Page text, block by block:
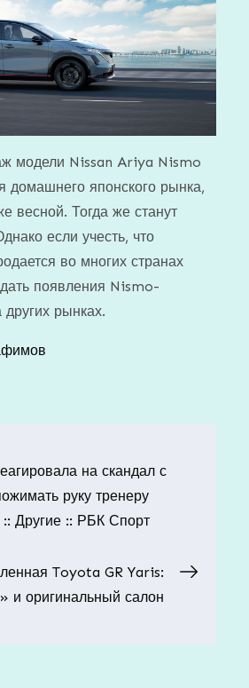
модели Nissan Ariya Nismo
домашнего японского рынка,
весной. Тогда же станут
если учесть, что
во многих странах
появления Nismo-
рынках.
на скандал с
руку тренеру
:: Другие :: РБК Спорт
Toyota GR Yaris:
и оригинальный салон